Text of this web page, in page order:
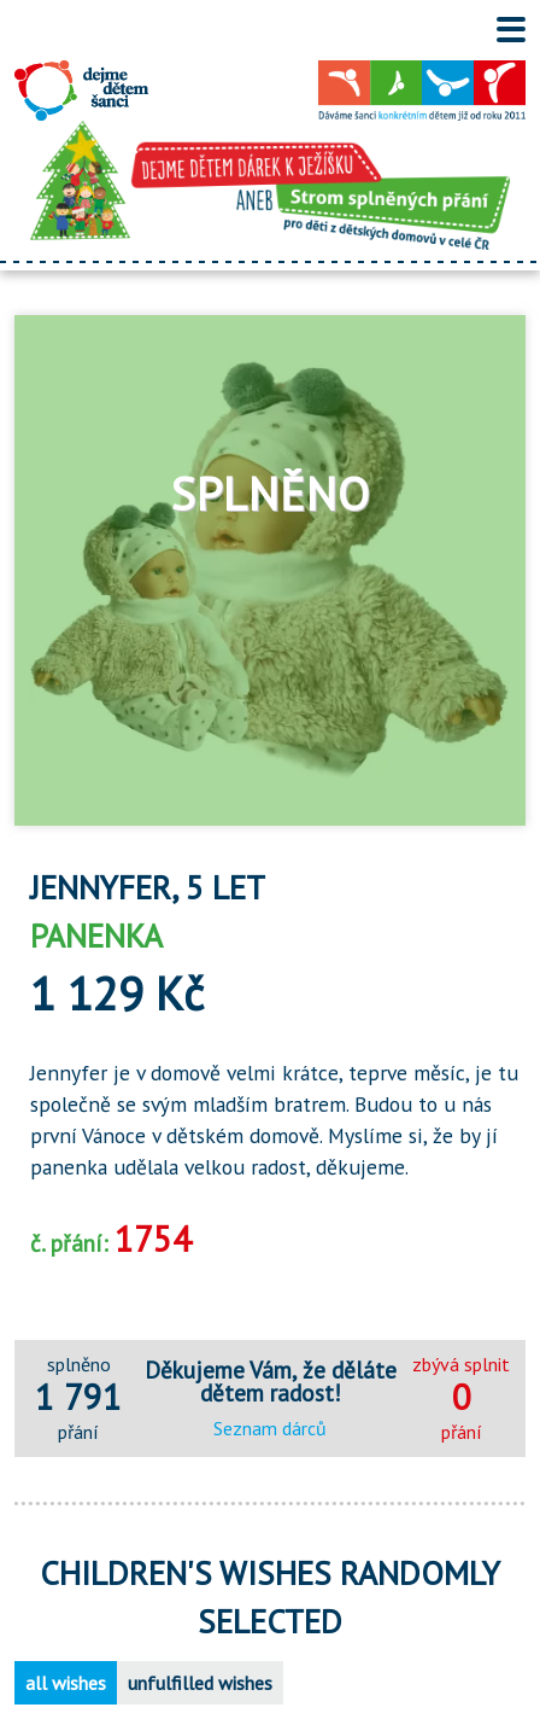
JENNYFER, 5 LET
PANENKA
1 129 Kč
Jennyfer je v domově velmi krátce, teprve měsíc, je tu
společně se svým mladším bratrem. Budou to u nás
první Vánoce v dětském domově. Myslíme si, že by jí
panenka udělala velkou radost, děkujeme.
č. přání: 1754
splněno
1 791
přání
Děkujeme Vám, že děláte
dětem radost!
Seznam dárců
zbývá splnit
0
přání
CHILDREN'S WISHES RANDOMLY
SELECTED
all wishes unfulfilled wishes